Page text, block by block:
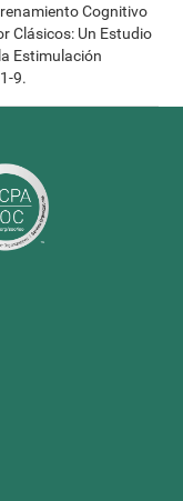
Cognitivo
Clásicos: Un Estudio
Estimulación
9.